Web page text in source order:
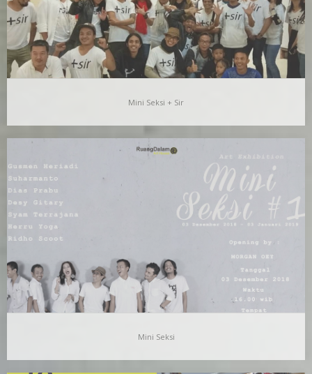
Pameran ini adalah kelanjutan dari program pameran Mini Seksi
[http://ruangdalamarthouse.com/2018/12/04/mini-seksi/] yang
diselenggarakan di luar RuangDalam Art…
Mini Seksi + Sir
Mini Seksi